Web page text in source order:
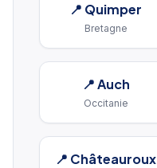
📍 Quimper
Bretagne
📍Auch
Occitanie
📍 Châteauroux